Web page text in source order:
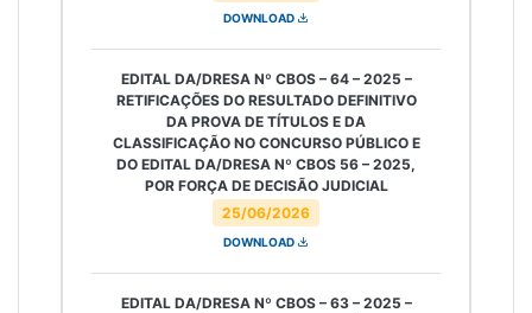
DOWNLOAD
25/06/2026
EDITAL DA/DRESA Nº CBOS – 64 – 2025 –
RETIFICAÇÕES DO RESULTADO DEFINITIVO
DA PROVA DE TÍTULOS E DA
CLASSIFICAÇÃO NO CONCURSO PÚBLICO E
DO EDITAL DA/DRESA Nº CBOS 56 – 2025,
POR FORÇA DE DECISÃO JUDICIAL
DOWNLOAD
EDITAL DA/DRESA Nº CBOS – 63 – 2025 –